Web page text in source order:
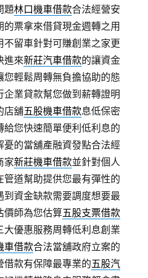
題林口機車借款合法經營安
票拿來借貸現金週轉之用
不留車針對可賺創業之家更
進來新莊汽車借款的讓資金
輕鬆周轉無負擔協助的態
企業貸款幫您做到薪轉證明
店舖五股機車借款息低保密
您快速簡單便利低利息的
憂的當舖產融資發點合法經
家新莊機車借款並針對個人
道幫助提供您最有彈性的
到資金缺款需要調度想要最
價師為您估算五股支票借款
優惠服務周轉低利息創業
車借款合法當舖政府立案的
借款有保障最專業的五股汽